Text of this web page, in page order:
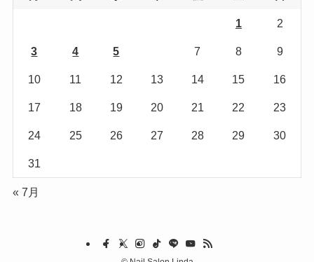
1 2
3 4 5 7 8 9
10 11 12 13 14 15 16
17 18 19 20 21 22 23
24 25 26 27 28 29 30
31
« 7月